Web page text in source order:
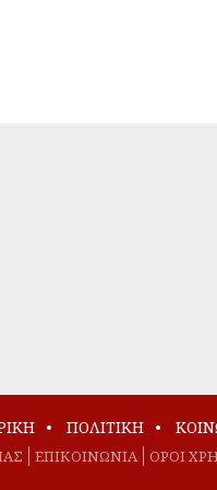
ΠΟΛΙΤΙΚΗ
EΠΙΚΟΙΝΩΝΙΑ ΟΡΟΙ